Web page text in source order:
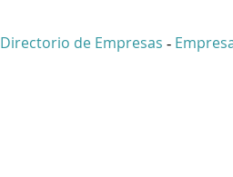
Directorio de Empresas -